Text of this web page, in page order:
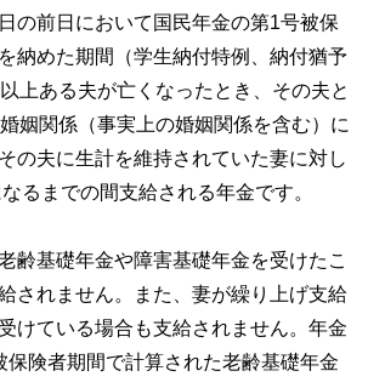
の前日において国民年金の第1号被保
納めた期間（学生納付特例、納付猶予
上ある夫が亡くなったとき、その夫と
姻関係（事実上の婚姻関係を含む）に
の夫に生計を維持されていた妻に対し
るまでの間支給される年金です。
齢基礎年金や障害基礎年金を受けたこ
されません。また、妻が繰り上げ支給
けている場合も支給されません。年金
保険者期間で計算された老齢基礎年金